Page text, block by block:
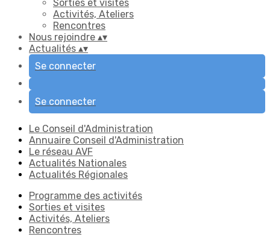
Sorties et visites
Activités, Ateliers
Rencontres
Nous rejoindre ▴▾
Actualités ▴▾
Se connecter
Se connecter
Le Conseil d'Administration
Annuaire Conseil d'Administration
Le réseau AVF
Actualités Nationales
Actualités Régionales
Programme des activités
Sorties et visites
Activités, Ateliers
Rencontres